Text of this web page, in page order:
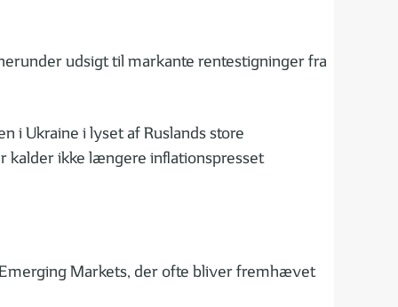
udsigt til markante rentestigninger fra
i Ukraine i lyset af Ruslands store
kalder ikke længere inflationspresset
Markets, der ofte bliver fremhævet